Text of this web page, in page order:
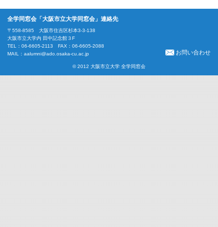
全学同窓会「大阪市立大学同窓会」連絡先
〒558-8585 大阪市住吉区杉本3-3-138
大阪市立大学内 田中記念館３F
TEL：06-6605-2113 FAX：06-6605-2088
MAIL： aalumni@ado.osaka-cu.ac.jp お問い合わせ
© 2012 大阪市立大学 全学同窓会